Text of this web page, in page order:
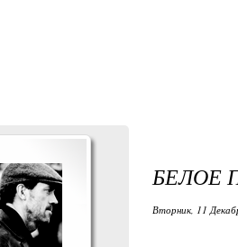
БЕЛОЕ
Вторник, 11